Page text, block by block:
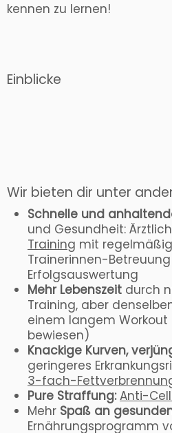
kennen zu lernen!
Einblicke
Wir bieten dir unter
Schnelle und
und Gesundheit:
Training mit
Trainerinnen-
Erfolgsauswertung
Mehr Lebenszeit durch
Training, aber
einem langem
bewiesen)
Knackige Kurven,
geringeres
3-fach-
Pure Straffung: Anti-
Mehr Spaß an
Ernährungsprogramm